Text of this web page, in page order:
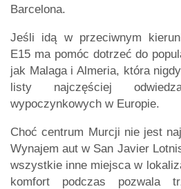
Barcelona.
Jeśli idą w przeciwnym
E15 ma pomóc dotrzeć do
jak Malaga i Almeria, która
listy najczęściej
wypoczynkowych w Europie.
Choć centrum Murcji nie jest
Wynajem aut w San Javier
wszystkie inne miejsca w
komfort podczas pozwala